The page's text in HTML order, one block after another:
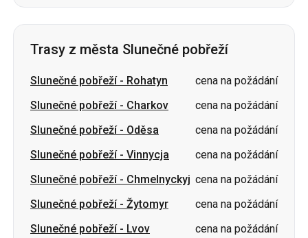
Slunečné pobřeží-Rohatyn
cena na požádání
Slunečné pobřeží-Oděsa
cena na požádání
Slunečné pobřeží-Vinnycja
cena na požádání
Slunečné pobřeží-Chmelnyckyj
cena na požádání
Slunečné pobřeží-Žytomyr
cena na požádání
Slunečné pobřeží-Lvov
cena na požádání
Slunečné pobřeží-Černovice
cena na požádání
Slunečné pobřeží-Dnipro
cena na požádání
Slunečné pobřeží-Ivano-
cena na